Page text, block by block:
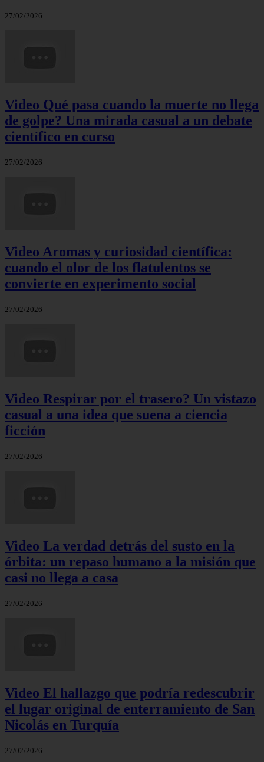
27/02/2026
Video Qué pasa cuando la muerte no llega
de golpe? Una mirada casual a un debate
científico en curso
27/02/2026
Video Aromas y curiosidad científica:
cuando el olor de los flatulentos se
convierte en experimento social
27/02/2026
Video Respirar por el trasero? Un vistazo
casual a una idea que suena a ciencia
ficción
27/02/2026
Video La verdad detrás del susto en la
órbita: un repaso humano a la misión que
casi no llega a casa
27/02/2026
Video El hallazgo que podría redescubrir
el lugar original de enterramiento de San
Nicolás en Turquía
27/02/2026